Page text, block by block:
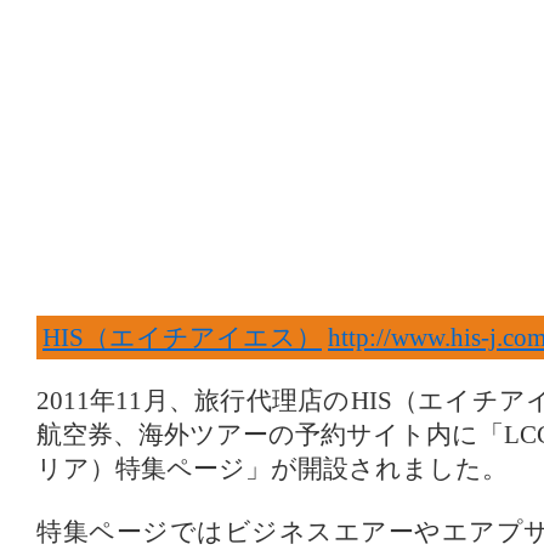
HIS（エイチアイエス） http://www.his-
2011年11月、旅行代理店のHIS（エイチア
航空券、海外ツアーの予約サイト内に「
リア）特集ページ」が開設されました。
特集ページではビジネスエアーやエアプ